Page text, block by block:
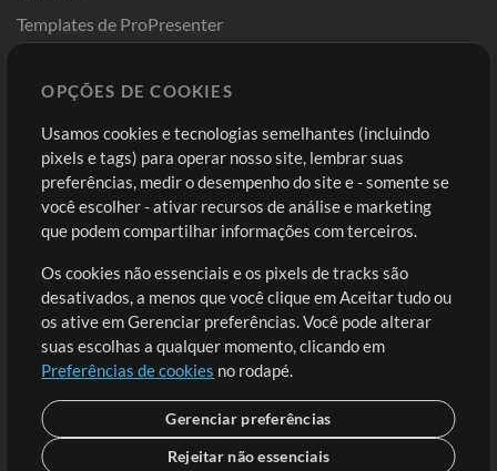
Templates de ProPresenter
Comprar Créditos
Conteúdo Grátis
Solicite uma Música
Extras
Sessões
Envie seu conteúdo
Playlist
MT Conference
Entre
Cadastre-se
Ir ao carrinho
OPÇÕES DE COOKIES
Usamos cookies e tecnologias semelhantes (incluindo
pixels e tags) para operar nosso site, lembrar suas
preferências, medir o desempenho do site e - somente se
você escolher - ativar recursos de análise e marketing
que podem compartilhar informações com terceiros.
Os cookies não essenciais e os pixels de tracks são
desativados, a menos que você clique em Aceitar tudo ou
os ative em Gerenciar preferências. Você pode alterar
suas escolhas a qualquer momento, clicando em
Preferências de cookies no rodapé.
Gerenciar preferências
Rejeitar não essenciais